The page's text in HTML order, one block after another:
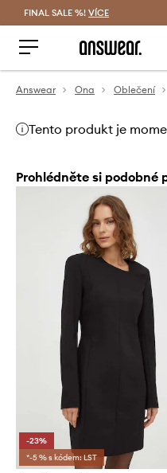
FINAL SALE %! VÍCE
Answear Ona Oblečení
Tento produkt je
Prohlédněte si podobné
-23%
*-5 % s kódem: LST